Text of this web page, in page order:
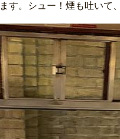
す。シュー！煙も吐いて